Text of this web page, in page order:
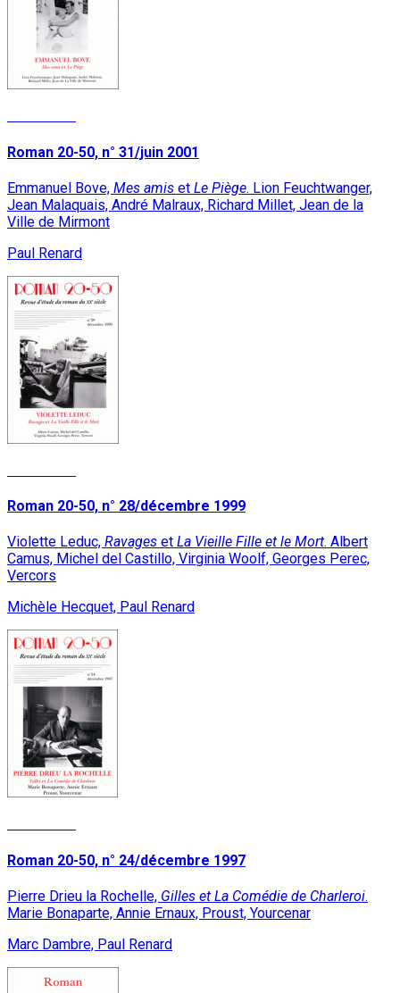
Roman 20-50, n° 31/juin 2001
Emmanuel Bove, Mes amis et Le Piège. Lion Feuchtwanger,
Jean Malaquais, André Malraux, Richard Millet, Jean de la
Ville de Mirmont
Paul Renard
Roman 20-50, n° 28/décembre 1999
Violette Leduc, Ravages et La Vieille Fille et le Mort. Albert
Camus, Michel del Castillo, Virginia Woolf, Georges Perec,
Vercors
Michèle Hecquet, Paul Renard
Roman 20-50, n° 24/décembre 1997
Pierre Drieu la Rochelle, Gilles et La Comédie de Charleroi.
Marie Bonaparte, Annie Ernaux, Proust, Yourcenar
Marc Dambre, Paul Renard